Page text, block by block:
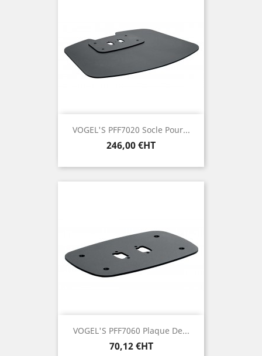
VOGEL'S PFF7020 Socle Pour...
Prix
246,00 €HT
VOGEL'S PFF7060 Plaque De...
Prix
70,12 €HT